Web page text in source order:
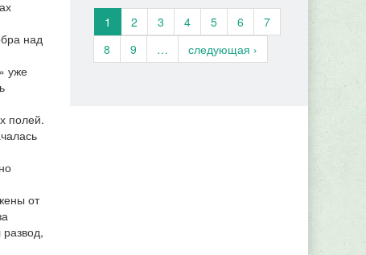
над
уже
полей.
от
1 2 3 4 5 6
7
8
9 … следующая ›